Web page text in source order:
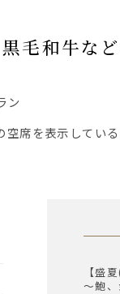
毛和牛な
ン
席を表示してい
【盛
～鮑